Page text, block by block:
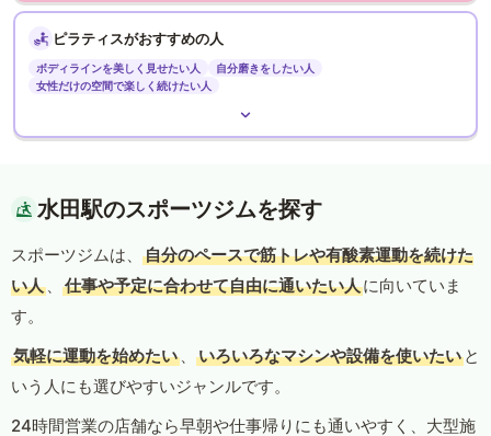
ピラティスがおすすめの人
ボディラインを美しく見せたい人
自分磨きをしたい人
女性だけの空間で楽しく続けたい人
水田駅のスポーツジムを探す
スポーツジムは、
自分のペースで筋トレや有酸素運動を続けた
い人 、 仕事や予定に合わせて自由に通いたい人に向いていま
す。
気軽に運動を始めたい 、 いろいろなマシンや設備を使いたい と
いう人にも選びやすいジャンルです。
24時間営業の店舗なら早朝や仕事帰りにも通いやすく、大型施